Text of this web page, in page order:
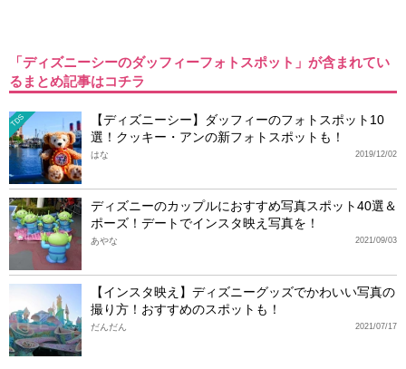
「ディズニーシーのダッフィーフォトスポット」が含まれてい
るまとめ記事はコチラ
TDS
【ディズニーシー】ダッフィーのフォトスポット10
選！クッキー・アンの新フォトスポットも！
2019/12/02
はな
ディズニーのカップルにおすすめ写真スポット40選＆
ポーズ！デートでインスタ映え写真を！
2021/09/03
あやな
【インスタ映え】ディズニーグッズでかわいい写真の
撮り方！おすすめのスポットも！
2021/07/17
だんだん